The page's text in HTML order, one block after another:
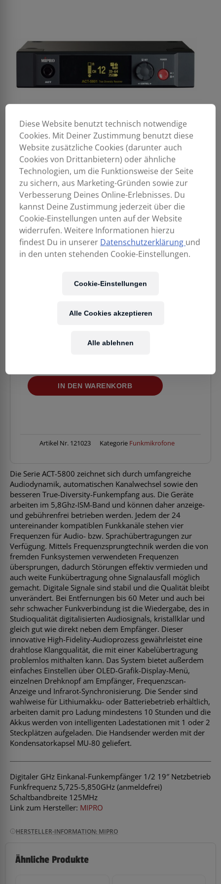
239,00€
Enthält 20% MwSt.
MIPRO
ACT-
Menge
IN DEN WARENKORB
Artikel Nr. 121023 Kategorie Funkmikrofone
Die Serie ACT-5800 zeichnet sich durch umfangreiche
Audiodynamik, automatischen Kanalwechsel sowie den
besseren True-Diversity-Funkempfang aus. Die Geräte
arbeiten im 5,8Ghz-ISM-Band und können daher anzeige-
und gebührenfrei betrieben werden. Jedem der 24
untereinander kompatiblen Funkkanäle stehen vier
Frequenzen für Audio- bzw. Sprachübertragungen zur
Verfügung. Mittels Frequenzsprungtechnik werden die von
fremden Funksystemen verwendeten Frequenzen
übersprungen, dadurch Störungen effektiv vermieden und
auch weite Funkübertragung ohne Signalausfall möglich
gemacht. Digitale Signale sind stabil und die Qualität bleibt
unverändert. Bei Entfernungen bis 60 Meter und auch bei
sehr schwacher Funkverbindung ist die Wiedergabe, des in
Studioqualität digitalisierten Audiosignals, kristallklar und
gleich gut wie direkt neben dem Empfänger. Dieser
innovative High-Fidelity-Audioprozess gewährleistet eine
drahtlose Klangqualität, die mit einer Kabelübertragung
problemlos mithalten kann. Das System bietet außerdem
einfaches Einstellen über OLED-Grafik-Display-Menü,
einzelnen Drehknopf am Empfänger, Frequenzscan-
Anzeige und Infrarot-Synchronisierung. Die Sender sind
wahlweise für Lithiumakku- oder Batteriebetrieb erhältlich,
arbeiten damit pro Ladung mindestens 10 Stunden und die
Akkus werden von intelligenten Ladestationen mit 1 oder 2
Steckplätzen aufgeladen. Die Handsender werden mit der
Kondensatorkapsel MU-80 geliefert.
Digitaler GHz Einkanal-Funkempfänger 1/2 19″ Netzbetrieb
Funkfrequenz 5,725-5,850GHz (anmeldefrei)
Schaltbandbreite 125MHz
Link zum Hersteller: MIPRO
HERSTELLER-INFORMATION: MIPRO
Ähnliche Produkte
Diese Website benutzt technisch notwendige
Cookies. Mit Deiner Zustimmung benutzt diese
Website zusätzliche Cookies (darunter auch
Cookies von Drittanbietern) oder ähnliche
Technologien, um die Funktionsweise der Seite
zu sichern, aus Marketing-Gründen sowie zur
Verbesserung Deines Online-Erlebnisses. Du
kannst Deine Zustimmung jederzeit über die
Cookie-Einstellungen unten auf der Website
widerrufen. Weitere Informationen hierzu
findest Du in unserer Datenschutzerklärung und
in den unten stehenden Cookie-Einstellungen.
Cookie-Einstellungen
Alle ablehnen
Alle Cookies akzeptieren